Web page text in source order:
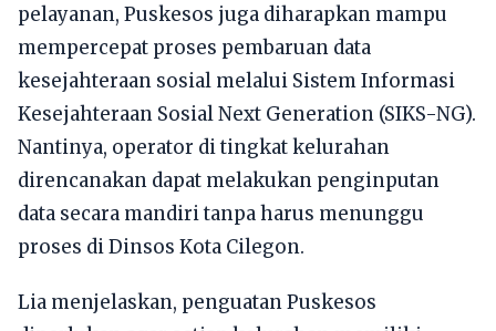
pelayanan, Puskesos juga diharapkan mampu
mempercepat proses pembaruan data
kesejahteraan sosial melalui Sistem Informasi
Kesejahteraan Sosial Next Generation (SIKS-NG).
Nantinya, operator di tingkat kelurahan
direncanakan dapat melakukan penginputan
data secara mandiri tanpa harus menunggu
proses di Dinsos Kota Cilegon.
Lia menjelaskan, penguatan Puskesos